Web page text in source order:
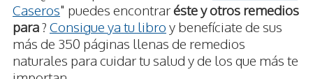
Caseros" puedes encontraréste y otros remedios
para? Consigue ya tu libro y benefíciate de sus
más de 350 páginas llenas de remedios
naturales para cuidar tu salud y de los que más te